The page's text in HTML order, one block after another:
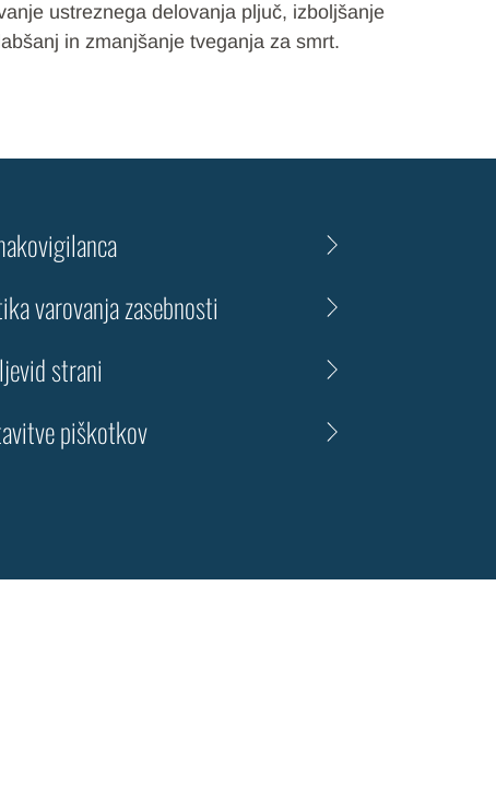
ustreznega delovanja pljuč, izboljšanje
in zmanjšanje tveganja za smrt.
varovanja zasebnosti
strani
piškotkov